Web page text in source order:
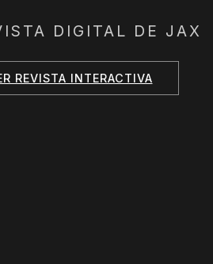
DIGITAL DE JAX
REVISTA INTERACTIVA